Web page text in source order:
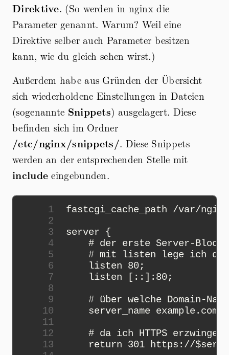
Direktive. (So werden in nginx die
Parameter genannt. Warum? Weil eine
Direktive selber auch Parameter besitzen
kann, wie du gleich sehen wirst.)
Außerdem habe aus Gründen der Übersicht
sich wiederholdene Einstellungen in Dateien
(sogenannte Snippets) ausgelagert. Diese
befinden sich im Ordner
/etc/nginx/snippets/. Diese Snippets
werden an der entsprechenden Stelle mit
include eingebunden.
1 fastcgi_cache_path /var/nginx
2
3
server
{
4
# der erste Server-
5
# mit listen lege ich
6
listen 80;
7
listen [::]: 80;
8
9
# über welche Domain-
10
server_name example. com
11
12
# da ich HTTPS
13
return 301 https : //$